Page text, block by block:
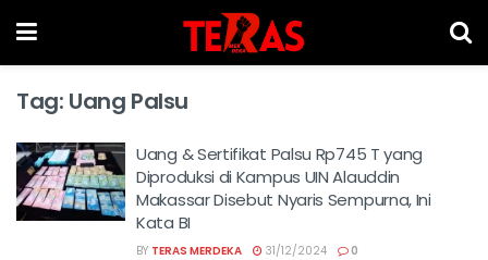
Tag: Uang Palsu
Uang & Sertifikat Palsu Rp745 T yang
Diproduksi di Kampus UIN Alauddin
Makassar Disebut Nyaris Sempurna, Ini
Kata BI
BY TERAS MERDEKA 31/12/2024 0